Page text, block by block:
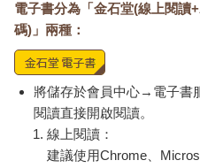
電子書分為「金石堂(線上閱讀
碼)」兩種：
將儲存於會員中心→電子書
閱讀直接開啟閱讀。
線上閱讀：
建議使用Chrome、